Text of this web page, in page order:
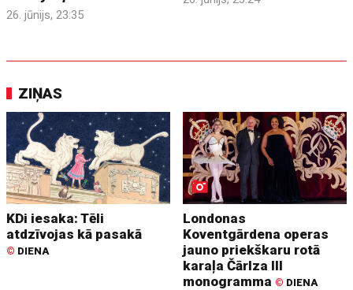
26. jūnijs, 23:35
ZIŅAS
KDi iesaka: Tēli
atdzīvojas kā pasakā
© DIENA
Londonas
Koventgārdena operas
jauno priekškaru rotā
karaļa Čārlza III
monogramma © DIENA